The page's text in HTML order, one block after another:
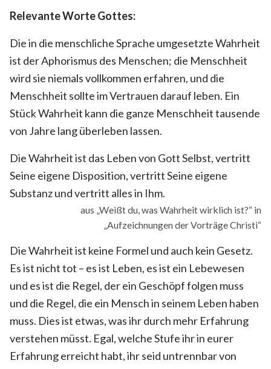
Relevante Worte Gottes:
Die in die menschliche Sprache umgesetzte Wahrheit
ist der Aphorismus des Menschen; die Menschheit
wird sie niemals vollkommen erfahren, und die
Menschheit sollte im Vertrauen darauf leben. Ein
Stück Wahrheit kann die ganze Menschheit tausende
von Jahre lang überleben lassen.
Die Wahrheit ist das Leben von Gott Selbst, vertritt
Seine eigene Disposition, vertritt Seine eigene
Substanz und vertritt alles in Ihm.
aus „Weißt du, was Wahrheit wirklich ist?“ in
„Aufzeichnungen der Vorträge Christi“
Die Wahrheit ist keine Formel und auch kein Gesetz.
Es ist nicht tot – es ist Leben, es ist ein Lebewesen
und es ist die Regel, der ein Geschöpf folgen muss
und die Regel, die ein Mensch in seinem Leben haben
muss. Dies ist etwas, was ihr durch mehr Erfahrung
verstehen müsst. Egal, welche Stufe ihr in eurer
Erfahrung erreicht habt, ihr seid untrennbar von